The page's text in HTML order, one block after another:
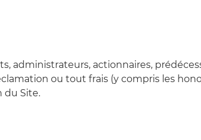
administrateurs, actionnaires,
ou tout frais (y compris les
du Site.